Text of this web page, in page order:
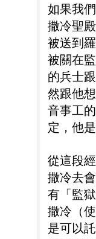
如果我
撒冷聖
被送到
被關在
的兵士
然跟他
音事工
定，他
從這段
撒冷去
有「監
撒冷（
是可以